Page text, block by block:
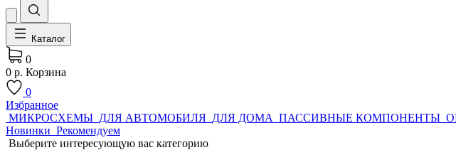
Каталог
0
0 р. Корзина
0
Избранное
МИКРОСХЕМЫ ДЛЯ АВТОМОБИЛЯ ДЛЯ ДОМА ПАССИВНЫЕ КОМПОНЕНТЫ
Новинки Рекомендуем
Выберите интересующую вас категорию